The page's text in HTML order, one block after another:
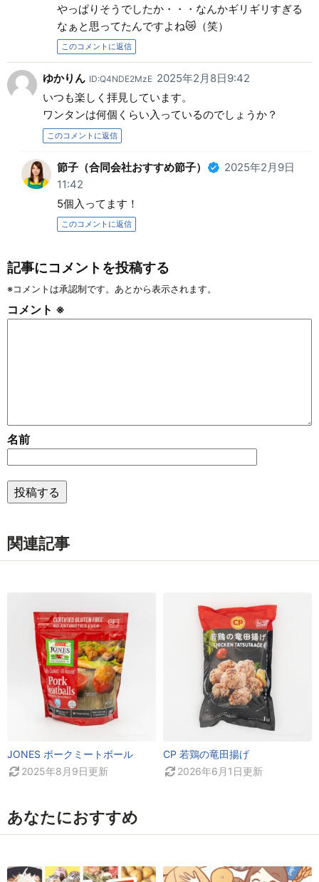
やっぱりそうでしたか・・・なんかギリギリすぎる
なぁと思ってたんですよね😿（笑）
このコメントに返信
ゆかりん ID:Q4NDE2MzE 2025年2月8日9:42
いつも楽しく拝見しています。
ワンタンは何個くらい入っているのでしょうか？
このコメントに返信
節子（合同会社おすすめ節子）
2025年2月9日
11:42
5個入ってます！
このコメントに返信
記事にコメントを投稿する
※コメントは承認制です。あとから表示されます。
コメント ※
名前
関連記事
JONES ポークミートボール
2025年8月9日更新
CP 若鶏の竜田揚げ
2026年6月1日更新
あなたにおすすめ